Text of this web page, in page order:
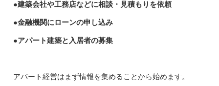
●建築会社や工務店などに相談・見積もりを依頼
●金融機関にローンの申し込み
●アパート建築と入居者の募集
アパート経営はまず情報を集めることから始めます。